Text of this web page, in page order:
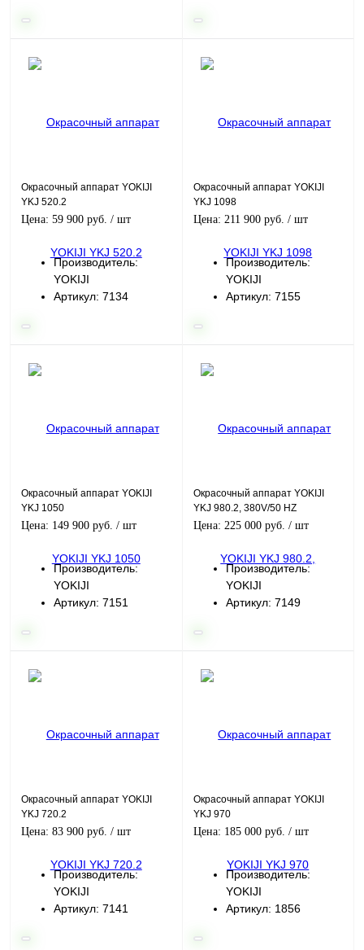
Окрасочный аппарат YOKIJI
YKJ 520.2
Цена: 59 900 руб. / шт
Производитель:
YOKIJI
Артикул: 7134
Окрасочный аппарат YOKIJI
YKJ 1098
Цена: 211 900 руб. / шт
Производитель:
YOKIJI
Артикул: 7155
Окрасочный аппарат YOKIJI
YKJ 1050
Цена: 149 900 руб. / шт
Производитель:
YOKIJI
Артикул: 7151
Окрасочный аппарат YOKIJI
YKJ 980.2, 380V/50 HZ
Цена: 225 000 руб. / шт
Производитель:
YOKIJI
Артикул: 7149
Окрасочный аппарат YOKIJI
YKJ 720.2
Цена: 83 900 руб. / шт
Производитель:
YOKIJI
Артикул: 7141
Окрасочный аппарат YOKIJI
YKJ 970
Цена: 185 000 руб. / шт
Производитель:
YOKIJI
Артикул: 1856